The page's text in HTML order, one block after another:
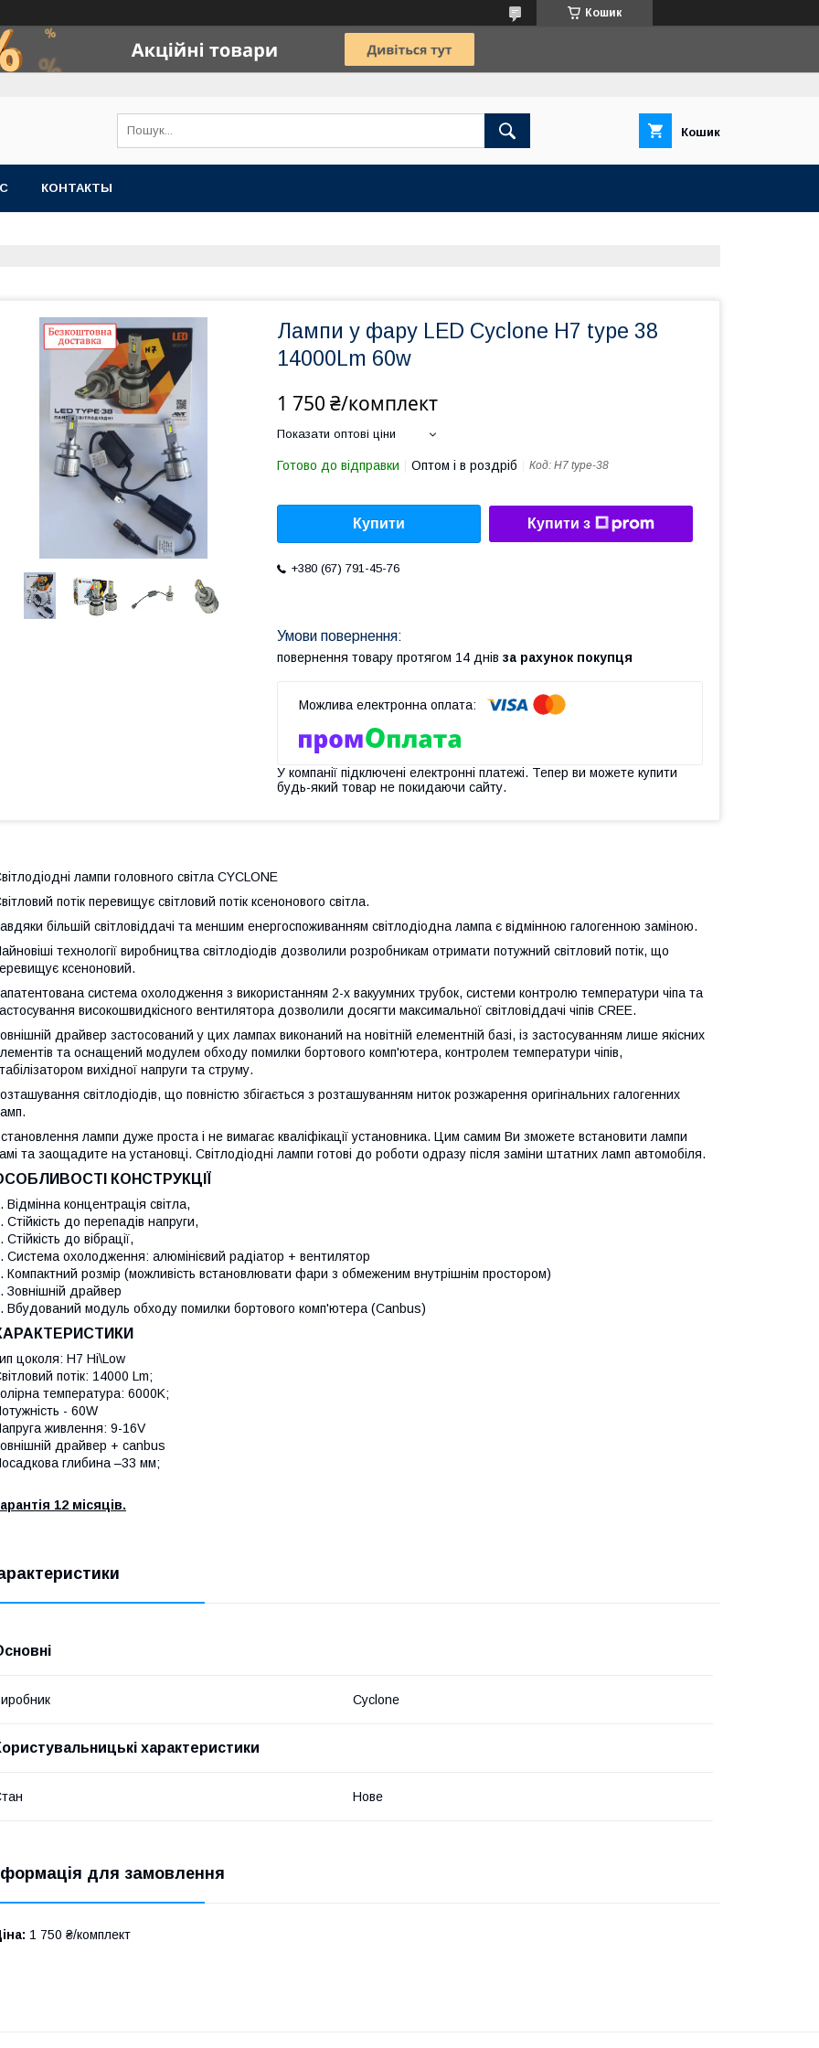
Кошик
Кошик
КОНТАКТЫ
Лампи у фару LED Cyclone H7 type 38
14000Lm 60w
1 750 ₴/комплект
Показати оптові ціни
Готово до відправки Оптом і в роздріб Код: H7 type-38
Купити Купити з
+380 (67) 791-45-76
повернення товару протягом 14 днів за рахунок покупця
У компанії підключені електронні платежі. Тепер ви можете купити
будь-який товар не покидаючи сайту.
лампи головного світла CYCLONE
потік перевищує світловий потік ксенонового світла.
більшій світловіддачі та меншим енергоспоживанням світлодіодна лампа є відмінною галогенною заміною.
технології виробництва світлодіодів дозволили розробникам отримати потужний світловий потік, що
ксеноновий.
система охолодження з використанням 2-х вакуумних трубок, системи контролю температури чіпа та
високошвидкісного вентилятора дозволили досягти максимальної світловіддачі чіпів CREE.
драйвер застосований у цих лампах виконаний на новітній елементній базі, із застосуванням лише якісних
та оснащений модулем обходу помилки бортового комп'ютера, контролем температури чіпів,
вихідної напруги та струму.
світлодіодів, що повністю збігається з розташуванням ниток розжарення оригінальних галогенних
лампи дуже проста і не вимагає кваліфікації установника. Цим самим Ви зможете встановити лампи
та заощадите на установці. Світлодіодні лампи готові до роботи одразу після заміни штатних ламп автомобіля.
КОНСТРУКЦІЇ
Відмінна концентрація світла,
Стійкість до перепадів напруги,
Стійкість до вібрації,
Система охолодження: алюмінієвий радіатор + вентилятор
Компактний розмір (можливість встановлювати фари з обмеженим внутрішнім простором)
Зовнішній драйвер
Вбудований модуль обходу помилки бортового комп'ютера (Canbus)
цоколя: H7 Hi\Low
потік: 14000 Lm;
температура: 6000K;
- 60W
живлення: 9-16V
драйвер + canbus
глибина –33 мм;
12 місяців.
Cyclone
характеристики
Нове
для замовлення
1 750 ₴/комплект